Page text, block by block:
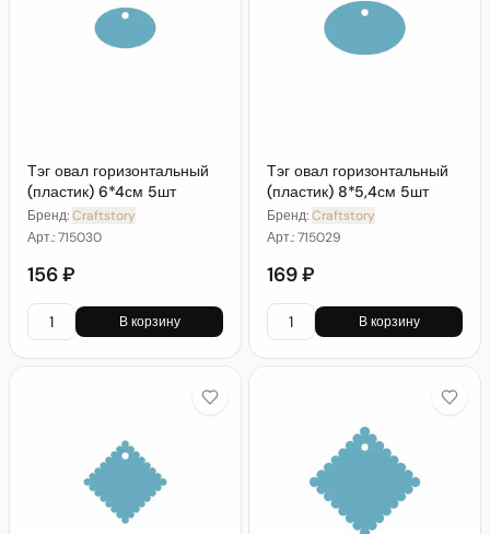
Тэг овал горизонтальный
(пластик) 6*4см 5шт
Бренд:Craftstory
Арт.:715030
156 ₽
В корзину
Тэг овал горизонтальный
(пластик) 8*5,4см 5шт
Бренд:Craftstory
Арт.:715029
169 ₽
В корзину